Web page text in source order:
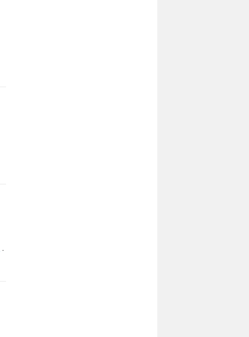
.